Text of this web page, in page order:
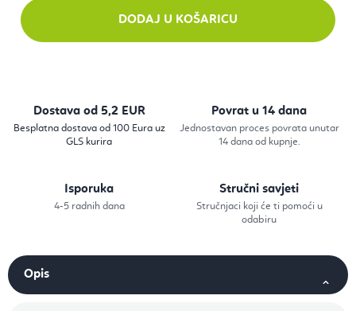
DODAJ U KOŠARICU
Dostava od 5,2 EUR
Besplatna dostava od 100 Eura uz
GLS kurira
Povrat u 14 dana
Jednostavan proces povrata unutar
14 dana od kupnje.
Isporuka
4-5 radnih dana
Stručni savjeti
Stručnjaci koji će ti pomoći u
odabiru